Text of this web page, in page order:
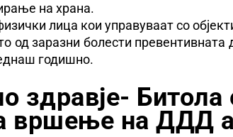
на храна.
лица кои управуваат со
од заразни болести
годишно.
здравје- Битола
вршење на ДДД